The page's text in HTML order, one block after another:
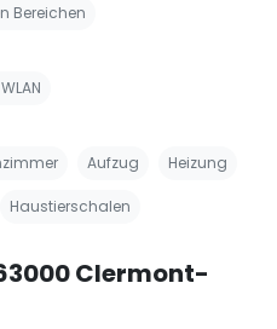
Bereichen
Aufzug Heizung
Haustierschalen
Clermont-